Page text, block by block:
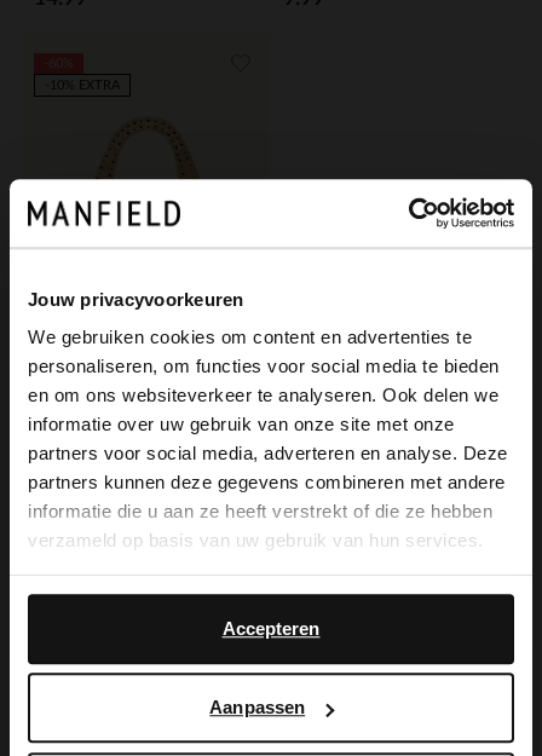
Jouw privacyvoorkeuren
We gebruiken cookies om content en advertenties te
personaliseren, om functies voor social media te bieden
en om ons websiteverkeer te analyseren. Ook delen we
informatie over uw gebruik van onze site met onze
partners voor social media, adverteren en analyse. Deze
partners kunnen deze gegevens combineren met andere
informatie die u aan ze heeft verstrekt of die ze hebben
verzameld op basis van uw gebruik van hun services.
Accepteren
Aanpassen
Manfield
Gelbe Handtasche mit silberfarbenen Nieten
49.99
-10% EXTRA
Die Vorteile von
×
View this website in English?
It looks like your language isn't Dutch. Would
you like to switch to English?
English